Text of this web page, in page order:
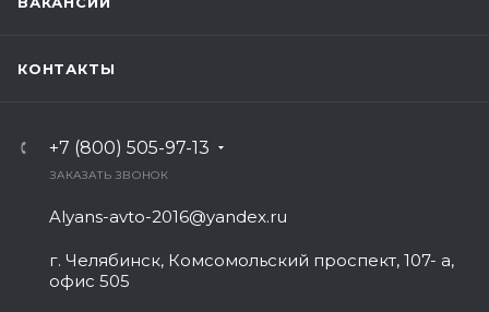
КОНТАКТЫ
+7 (800) 505-97-13
ЗАКАЗАТЬ ЗВОНОК
Alyans-avto-2016@yandex.ru
г. Челябинск, Комсомольский проспект, 107- а,
офис 505